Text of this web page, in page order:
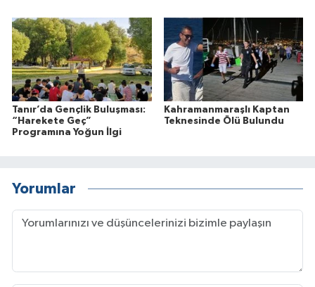
Tanır’da Gençlik Buluşması:
“Harekete Geç”
Programına Yoğun İlgi
Kahramanmaraşlı Kaptan
Teknesinde Ölü Bulundu
Yorumlar